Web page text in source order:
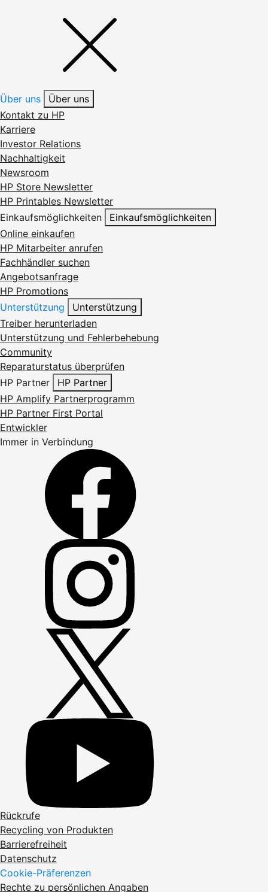
Über uns
Über uns
Kontakt zu HP
Karriere
Investor Relations
Nachhaltigkeit
Newsroom
HP Store Newsletter
HP Printables Newsletter
Einkaufsmöglichkeiten
Einkaufsmöglichkeiten
Online einkaufen
HP Mitarbeiter anrufen
Fachhändler suchen
Angebotsanfrage
HP Promotions
Unterstützung
Unterstützung
Treiber herunterladen
Unterstützung und Fehlerbehebung
Community
Reparaturstatus überprüfen
HP Partner
HP Partner
HP Amplify Partnerprogramm
HP Partner First Portal
Entwickler
Immer in Verbindung
Rückrufe
Recycling von Produkten
Barrierefreiheit
Datenschutz
Cookie-Präferenzen
Rechte zu persönlichen Angaben